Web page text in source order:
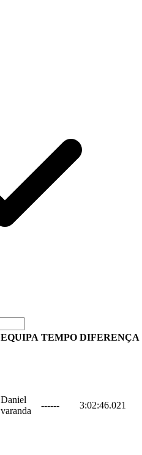
EQUIPA TEMPO DIFERENÇA
Daniel
varanda
------ 3:02:46.021